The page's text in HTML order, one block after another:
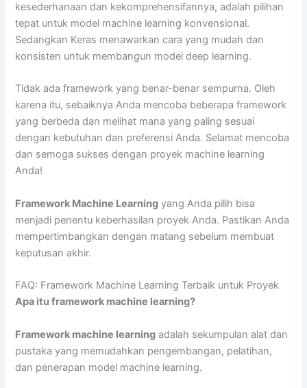
kesederhanaan dan kekomprehensifannya, adalah pilihan
tepat untuk model machine learning konvensional.
Sedangkan Keras menawarkan cara yang mudah dan
konsisten untuk membangun model deep learning.
Tidak ada framework yang benar-benar sempurna. Oleh
karena itu, sebaiknya Anda mencoba beberapa framework
yang berbeda dan melihat mana yang paling sesuai
dengan kebutuhan dan preferensi Anda. Selamat mencoba
dan semoga sukses dengan proyek machine learning
Anda!
Framework Machine Learning yang Anda pilih bisa
menjadi penentu keberhasilan proyek Anda. Pastikan Anda
mempertimbangkan dengan matang sebelum membuat
keputusan akhir.
FAQ: Framework Machine Learning Terbaik untuk Proyek
Apa itu framework machine learning?
Framework machine learning adalah sekumpulan alat dan
pustaka yang memudahkan pengembangan, pelatihan,
dan penerapan model machine learning.